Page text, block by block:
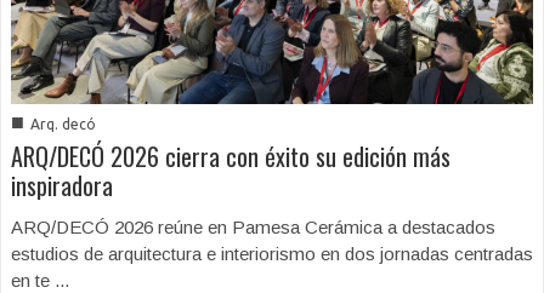
■ Arq. decó
ARQ/DECÓ 2026 cierra con éxito su edición más
inspiradora
ARQ/DECÓ 2026 reúne en Pamesa Cerámica a destacados
estudios de arquitectura e interiorismo en dos jornadas centradas
en te ...